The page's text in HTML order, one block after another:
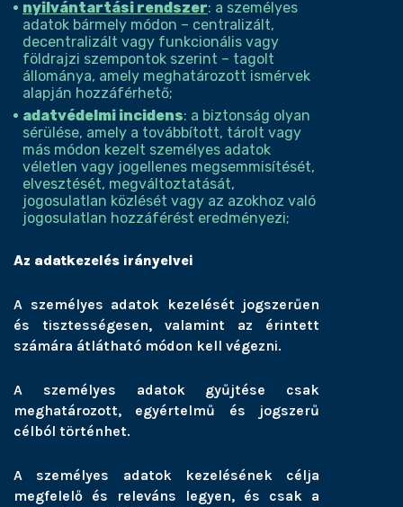
nyilvántartási rendszer: a személyes
adatok bármely módon – centralizált,
decentralizált vagy funkcionális vagy
földrajzi szempontok szerint – tagolt
állománya, amely meghatározott ismérvek
alapján hozzáférhető;
adatvédelmi incidens: a biztonság olyan
sérülése, amely a továbbított, tárolt vagy
más módon kezelt személyes adatok
véletlen vagy jogellenes megsemmisítését,
elvesztését, megváltoztatását,
jogosulatlan közlését vagy az azokhoz való
jogosulatlan hozzáférést eredményezi;
Az adatkezelés irányelvei
A személyes adatok kezelését jogszerűen
és tisztességesen, valamint az érintett
számára átlátható módon kell végezni.
A személyes adatok gyűjtése csak
meghatározott, egyértelmű és jogszerű
célból történhet.
A személyes adatok kezelésének célja
megfelelő és releváns legyen, és csak a